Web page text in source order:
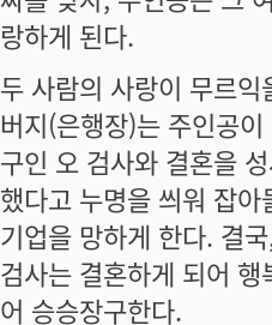
랑하게 된다.
두 사람의 사랑이 무르
버지(은행장)는 주인공
구인 오 검사와 결혼을
했다고 누명을 씌워 잡
기업을 망하게 한다. 결
검사는 결혼하게 되어
어 승승장구한다.